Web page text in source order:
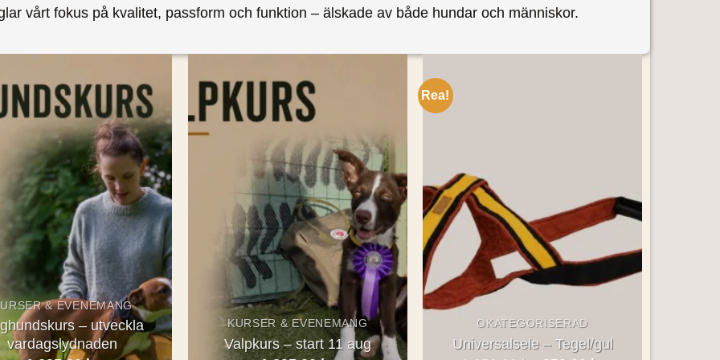
vårt fokus på kvalitet, passform och funktion – älskade av både hundar och människor.
Add to
wishlist
& EVENEMANG
– utveckla
vardagslydnaden
KURSER & EVENEMANG
Valpkurs – start 11 aug
Rea!
OKATEGORISERAD
Universalsele – Tegel/gul